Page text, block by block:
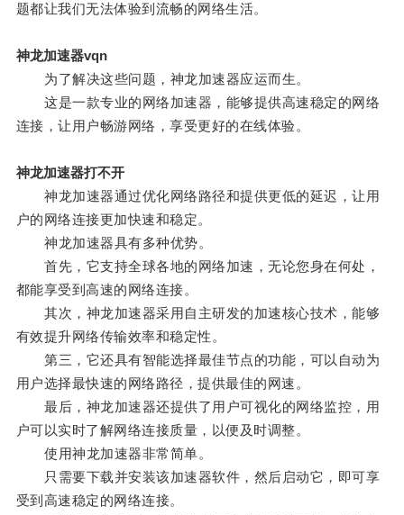
题都让我们无法体验到流畅的网络生活。
神龙加速器vqn
为了解决这些问题，神龙加速器应运而生。
这是一款专业的网络加速器，能够提供高速稳定的网络
连接，让用户畅游网络，享受更好的在线体验。
神龙加速器打不开
神龙加速器通过优化网络路径和提供更低的延迟，让用
户的网络连接更加快速和稳定。
神龙加速器具有多种优势。
首先，它支持全球各地的网络加速，无论您身在何处，
都能享受到高速的网络连接。
其次，神龙加速器采用自主研发的加速核心技术，能够
有效提升网络传输效率和稳定性。
第三，它还具有智能选择最佳节点的功能，可以自动为
用户选择最快速的网络路径，提供最佳的网速。
最后，神龙加速器还提供了用户可视化的网络监控，用
户可以实时了解网络连接质量，以便及时调整。
使用神龙加速器非常简单。
只需要下载并安装该加速器软件，然后启动它，即可享
受到高速稳定的网络连接。